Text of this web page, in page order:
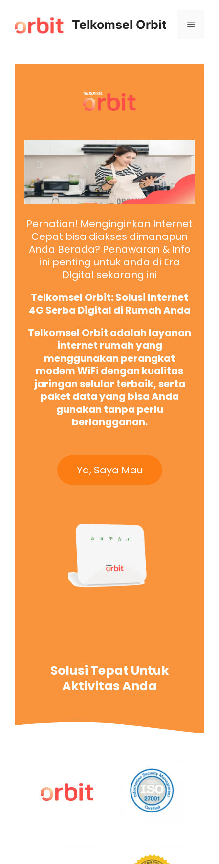
Telkomsel Orbit
Perhatian! Menginginkan Internet
Cepat bisa diakses dimanapun
Anda Berada? Penawaran & Info
ini penting untuk anda di Era
DIgital sekarang ini
Telkomsel Orbit: Solusi Internet
4G Serba Digital di Rumah Anda
Telkomsel Orbit adalah layanan
internet rumah yang
menggunakan perangkat
modem WiFi dengan kualitas
jaringan selular terbaik, serta
paket data yang bisa Anda
gunakan tanpa perlu
berlangganan.
Ya, Saya Mau
Solusi Tepat Untuk
Aktivitas Anda